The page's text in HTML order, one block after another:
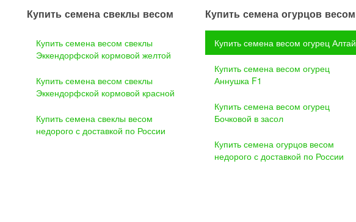
Купить семена свеклы весом
Купить семена весом свеклы
Эккендорфской кормовой желтой
Купить семена весом свеклы
Эккендорфской кормовой красной
Купить семена свеклы весом
недорого с доставкой по России
Купить семена огурцов весом
Купить семена весом огурец Алтай
Купить семена весом огурец
Аннушка F1
Купить семена весом огурец
Бочковой в засол
Купить семена огурцов весом
недорого с доставкой по России